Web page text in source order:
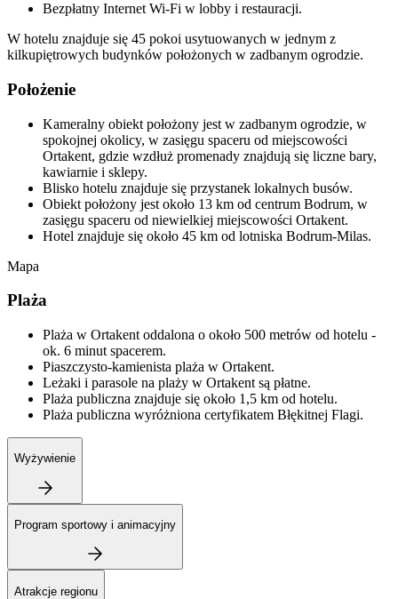
Bezpłatny Internet Wi-Fi w lobby i restauracji.
W hotelu znajduje się 45 pokoi usytuowanych w jednym z
kilkupiętrowych budynków położonych w zadbanym ogrodzie.
Położenie
Kameralny obiekt położony jest w zadbanym ogrodzie, w
spokojnej okolicy, w zasięgu spaceru od miejscowości
Ortakent, gdzie wzdłuż promenady znajdują się liczne bary,
kawiarnie i sklepy.
Blisko hotelu znajduje się przystanek lokalnych busów.
Obiekt położony jest około 13 km od centrum Bodrum, w
zasięgu spaceru od niewielkiej miejscowości Ortakent.
Hotel znajduje się około 45 km od lotniska Bodrum-Milas.
Mapa
Plaża
Plaża w Ortakent oddalona o około 500 metrów od hotelu -
ok. 6 minut spacerem.
Piaszczysto-kamienista plaża w Ortakent.
Leżaki i parasole na plaży w Ortakent są płatne.
Plaża publiczna znajduje się około 1,5 km od hotelu.
Plaża publiczna wyróżniona certyfikatem Błękitnej Flagi.
Wyżywienie
Program sportowy i animacyjny
Atrakcje regionu